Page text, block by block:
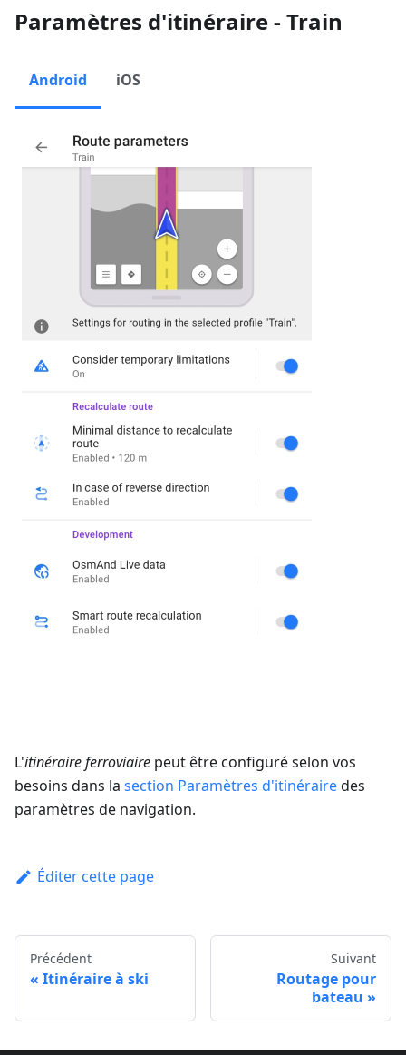
Paramètres d'itinéraire - Train
Android iOS
L'itinéraire ferroviaire peut être configuré selon vos
besoins dans la section Paramètres d'itinérairedes
paramètres de navigation.
Éditer cette page
Précédent
Itinéraire à ski
Suivant
Routage pour
bateau